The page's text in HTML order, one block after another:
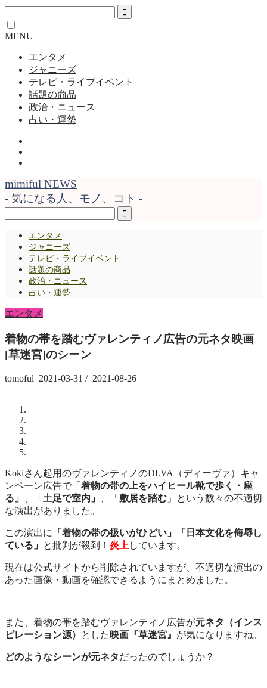
MENU
エンタメ
ジャニーズ
テレビ・ライブイベント
話題の商品
政治・ニュース
占い・運勢
mimiful NEWS
- 気になる人、モノ、コト -
エンタメ
ジャニーズ
テレビ・ライブイベント
話題の商品
政治・ニュース
占い・運勢
エンタメ
着物の帯を踏むヴァレンティノ広告の元ネタ映画
[草迷宮]のシーン
tomoful 2021-03-31 / 2021-08-26
Kokiさん起用のヴァレンティノのDI.VA（ディーヴァ）キャ
ンペーン広告で「 着物の帯の上をハイヒール靴で歩く・ 座
る」 、「 土足で室内」 、「 敷居を踏む 」という数々の不適切
な演出がありました。
この演出に 「着物の帯の扱いがひどい」「日本文化を侮辱し
ている」 と批判が殺到！ 炎上しています。
現在は公式サイトから削除されていますが、不適切な演出の
あった画像・動画を確認できるようにまとめました。
また、着物の帯を踏むヴァレンティノ広告が元ネタ（インス
ピレーション源）
とした映画『草迷宮』 が気になりますね。
どのようなシーンが元ネタだったのでしょうか？